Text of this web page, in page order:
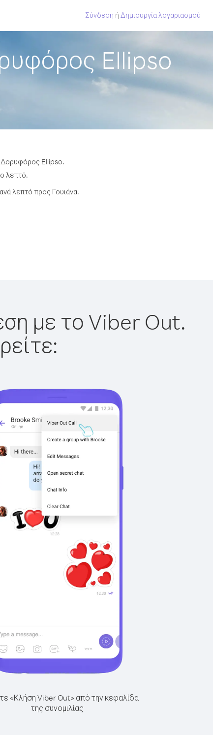
Σύνδεση ή Δημιουργία λογαριασμού
Ellipso
Δορυφόρος Ellipso.
λεπτό.
λεπτό προς Γουιάνα.
με το Viber Out.
«Κλήση Viber Out» από την κεφαλίδα
της συνομιλίας